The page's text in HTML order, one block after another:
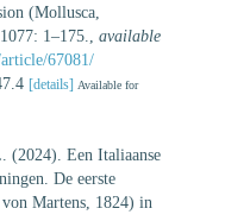
(Mollusca,
1077: 1–175., available
67081/
[details] Available for
(2024). Een Italiaanse
De eerste
Martens, 1824) in